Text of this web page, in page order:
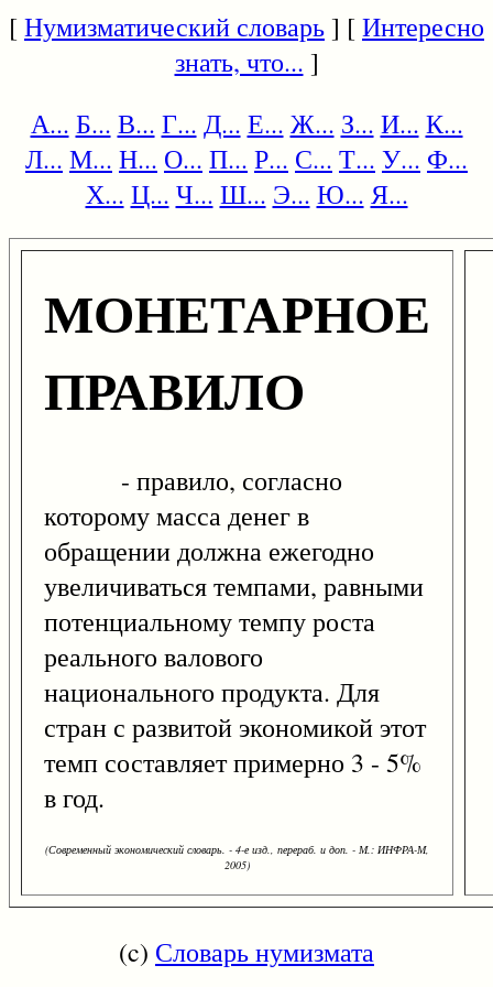
[Нумизматический словарь] [Интересно
знать, что... ]
А... Б... В... Г... Д... Е... Ж... З... И... К...
Л... М... Н... О... П... Р... С... Т... У... Ф...
Х... Ц... Ч... Ш... Э... Ю... Я...
МОНЕТАРНОЕ
ПРАВИЛО
- правило, согласно
которому масса денег в
обращении должна ежегодно
увеличиваться темпами, равными
потенциальному темпу роста
реального валового
национального продукта. Для
стран с развитой экономикой этот
темп составляет примерно 3 - 5%
в год.
(Современный экономический словарь. - 4-е изд., перераб. и доп. - М.: ИНФРА-М,
2005)
(c) Словарь нумизмата